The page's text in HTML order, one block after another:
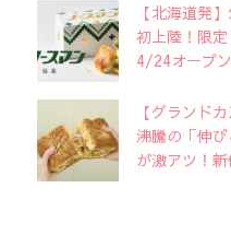
【北海道発
初上陸！限定
4/24オープ
【グランド
沸騰の「伸
が激アツ！